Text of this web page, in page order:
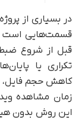
در بسیاری از
قسمت‌هایی است
قبل از شروع
تکراری یا
کاهش حجم فایل،
زمان مشاهده
این روش بدون